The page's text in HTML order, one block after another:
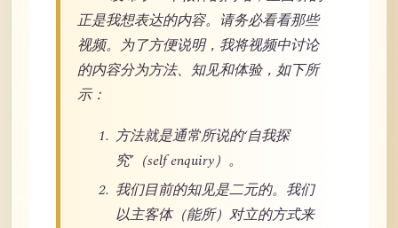
正是我想表达的内容。请务必看看那些
视频。为了方便说明，我将视频中讨论
的内容分为方法、知见和体验，如下所
示：
方法就是通常所说的‘自我探
究’（self enquiry）。
我们目前的知见是二元的。我们
以主客体（能所）对立的方式来